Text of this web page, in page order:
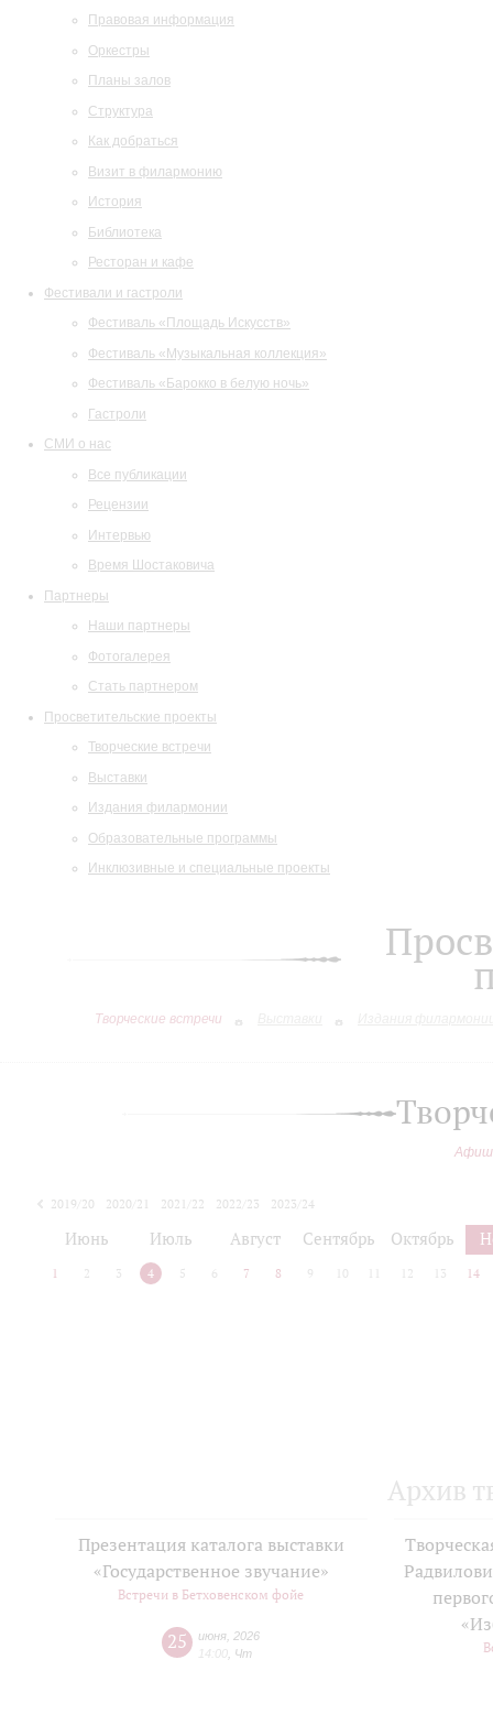
Правовая информация
Оркестры
Планы залов
Структура
Как добраться
Визит в филармонию
История
Библиотека
Ресторан и кафе
Фестивали и гастроли
Фестиваль «Площадь Искусств»
Фестиваль «Музыкальная коллекция»
Фестиваль «Барокко в белую ночь»
Гастроли
СМИ о нас
Все публикации
Рецензии
Интервью
Время Шостаковича
Партнеры
Наши партнеры
Фотогалерея
Стать партнером
Просветительские проекты
Творческие встречи
Выставки
Издания филармонии
Образовательные программы
Инклюзивные и специальные проекты
Творческие встречи
2019/20 2020/21 2021/22 2022/23
2023/24
Июнь Июль Август Сентябрь Октябрь
1 2 3 4 5 6 7 8 9 10 12 13 14
Архив
Презентация каталога выставки
«Государственное звучание»
Встречи в Бетховенском фойе
25 июня 2026
14:00 Чт